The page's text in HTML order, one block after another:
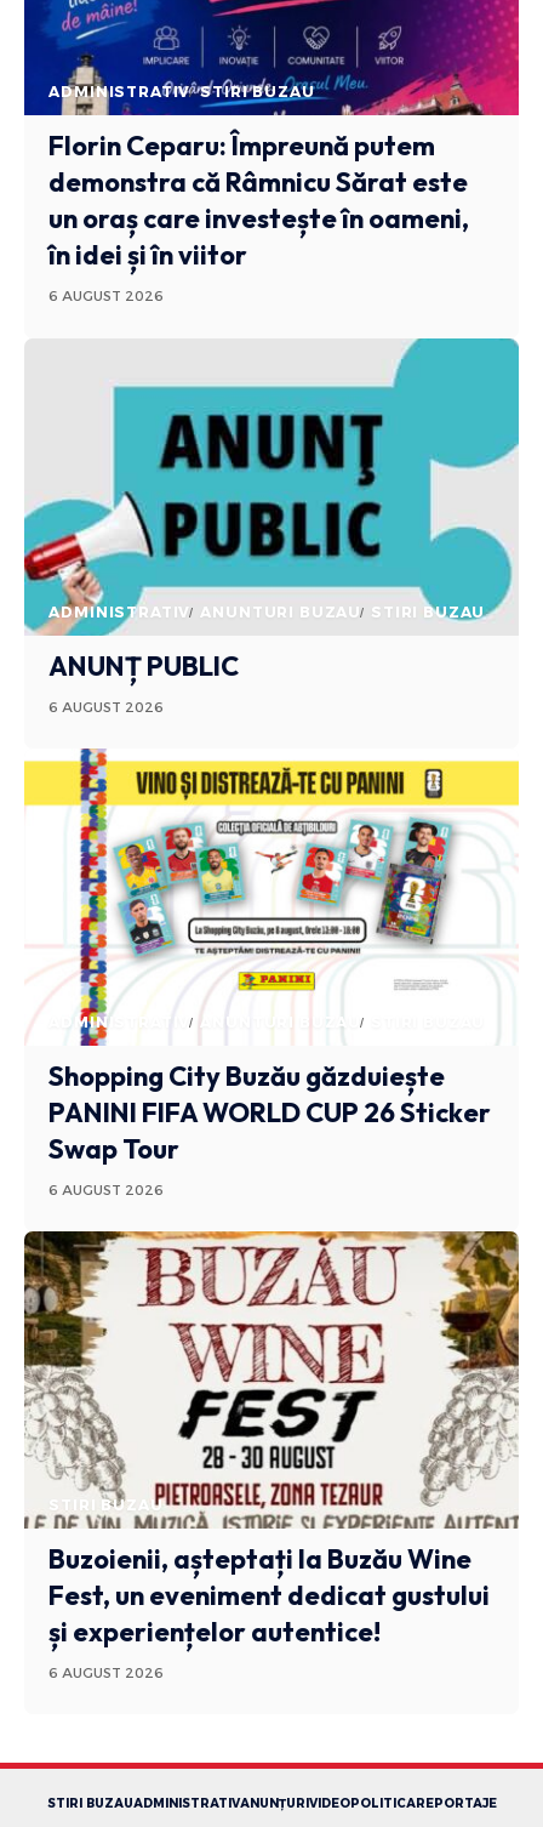
ADMINISTRATIV STIRI BUZAU
Florin Ceparu: Împreună putem
demonstra că Râmnicu Sărat este
un oraș care investește în oameni,
în idei și în viitor
6 AUGUST 2026
ADMINISTRATIV ANUNTURI BUZAU STIRI BUZAU
ANUNȚ PUBLIC
6 AUGUST 2026
ADMINISTRATIV ANUNTURI BUZAU
Shopping City Buzău găzduiește
PANINI FIFA WORLD CUP 26 Sticker
Swap Tour
6 AUGUST 2026
STIRI BUZAU
Buzoienii, așteptați la Buzău Wine
Fest, un eveniment dedicat gustului
și experiențelor autentice!
6 AUGUST 2026
STIRI BUZAUADMINISTRATIVANUNȚURI VIDEOPOLITICAREPORTAJE